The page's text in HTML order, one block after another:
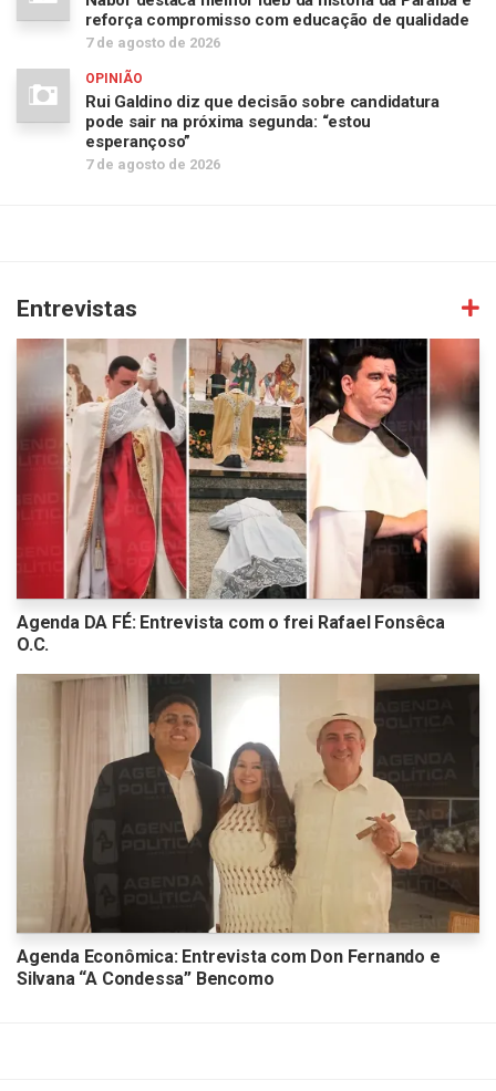
reforça compromisso com educação de qualidade
7 de agosto de 2026
OPINIÃO
Rui Galdino diz que decisão sobre candidatura
pode sair na próxima segunda: “estou
esperançoso”
7 de agosto de 2026
Entrevistas
Agenda DA FÉ: Entrevista com o frei Rafael Fonsêca
O.C.
Agenda Econômica: Entrevista com Don Fernando e
Silvana “A Condessa” Bencomo